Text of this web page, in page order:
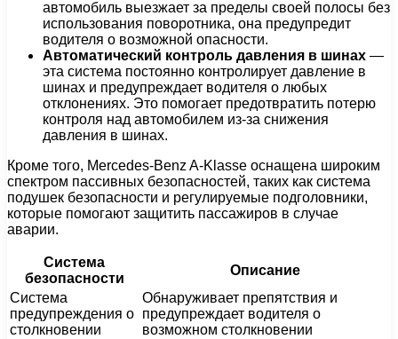
автомобиль выезжает за пределы своей полосы без
использования поворотника, она предупредит
водителя о возможной опасности.
Автоматический контроль давления в шинах —
эта система постоянно контролирует давление в
шинах и предупреждает водителя о любых
отклонениях. Это помогает предотвратить потерю
контроля над автомобилем из-за снижения
давления в шинах.
Кроме того, Mercedes-Benz A-Klasse оснащена широким
спектром пассивных безопасностей, таких как система
подушек безопасности и регулируемые подголовники,
которые помогают защитить пассажиров в случае
аварии.
Система
безопасности
Описание
Система
предупреждения о
столкновении
Обнаруживает препятствия и
предупреждает водителя о
возможном столкновении